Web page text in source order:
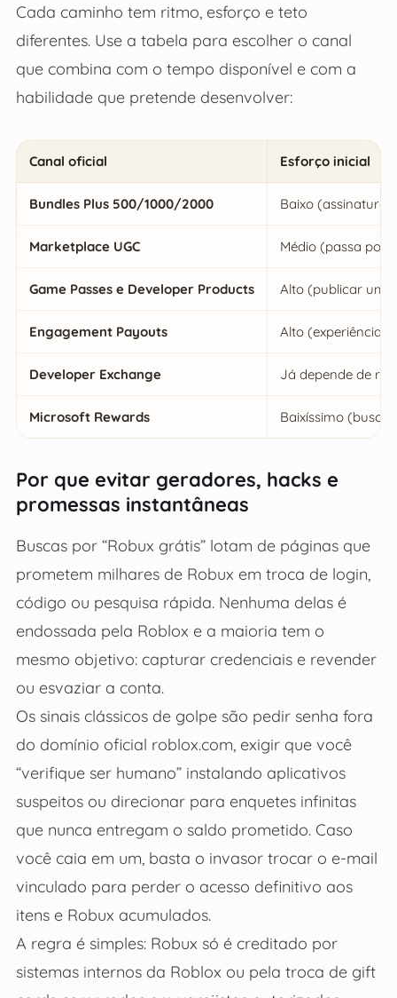
Cada caminho tem ritmo, esforço e teto
diferentes. Use a tabela para escolher o canal
que combina com o tempo disponível e com a
habilidade que pretende desenvolver:
Canal oficial Esforço inicial
Bundles Plus 500/1000/2000 Baixo (assinatura
Marketplace UGC Médio (passa por
Game Passes e Developer Products Alto (publicar um
Engagement Payouts Alto (experiência
Developer Exchange Já depende de
Microsoft Rewards Baixíssimo
Por que evitar geradores, hacks e
promessas instantâneas
Buscas por “Robux grátis” lotam de páginas que
prometem milhares de Robux em troca de login,
código ou pesquisa rápida. Nenhuma delas é
endossada pela Roblox e a maioria tem o
mesmo objetivo: capturar credenciais e revender
ou esvaziar a conta.
Os sinais clássicos de golpe são pedir senha fora
do domínio oficial roblox.com, exigir que você
“verifique ser humano” instalando aplicativos
suspeitos ou direcionar para enquetes infinitas
que nunca entregam o saldo prometido. Caso
você caia em um, basta o invasor trocar o e-mail
vinculado para perder o acesso definitivo aos
itens e Robux acumulados.
A regra é simples: Robux só é creditado por
sistemas internos da Roblox ou pela troca de gift